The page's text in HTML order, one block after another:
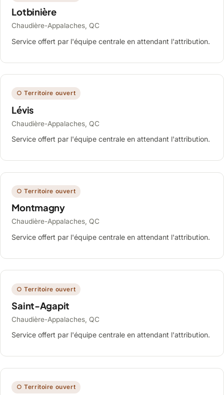
Lotbinière
Chaudière-Appalaches, QC
Service offert par l'équipe centrale en attendant l'attribution.
○ Territoire ouvert
Lévis
Chaudière-Appalaches, QC
Service offert par l'équipe centrale en attendant l'attribution.
○ Territoire ouvert
Montmagny
Chaudière-Appalaches, QC
Service offert par l'équipe centrale en attendant l'attribution.
○ Territoire ouvert
Saint-Agapit
Chaudière-Appalaches, QC
Service offert par l'équipe centrale en attendant l'attribution.
○ Territoire ouvert